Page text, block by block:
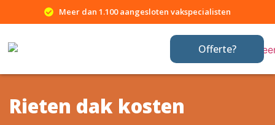
Meer dan 1.100 aangesloten vakspecialisten
Offerte?
Rieten dak kosten